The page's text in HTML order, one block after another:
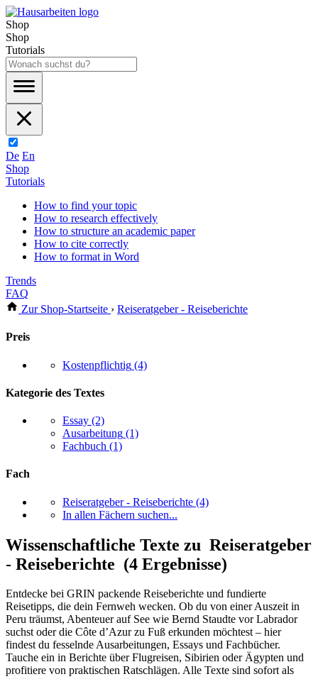
Shop
Shop
Tutorials
De En
Shop
Tutorials
How to find your topic
How to research effectively
How to structure an academic paper
How to cite correctly
How to format in Word
Trends
FAQ
Zur Shop-Startseite › Reiseratgeber - Reiseberichte
Preis
Kostenpflichtig (4)
Kategorie des Textes
Essay (2)
Ausarbeitung (1)
Fachbuch (1)
Fach
Reiseratgeber - Reiseberichte (4)
In allen Fächern suchen...
Wissenschaftliche Texte zu Reiseratgeber
- Reiseberichte (4 Ergebnisse)
Entdecke bei GRIN packende Reiseberichte und fundierte
Reisetipps, die dein Fernweh wecken. Ob du von einer Auszeit in
Peru träumst, Abenteuer auf See wie Bernd Staudte vor Labrador
suchst oder die Côte d’Azur zu Fuß erkunden möchtest – hier
findest du fesselnde Ausarbeitungen, Essays und Fachbücher.
Tauche ein in Berichte über Flugreisen, Sibirien oder Ägypten und
profitiere von praktischen Ratschlägen. Alle Texte sind sofort als